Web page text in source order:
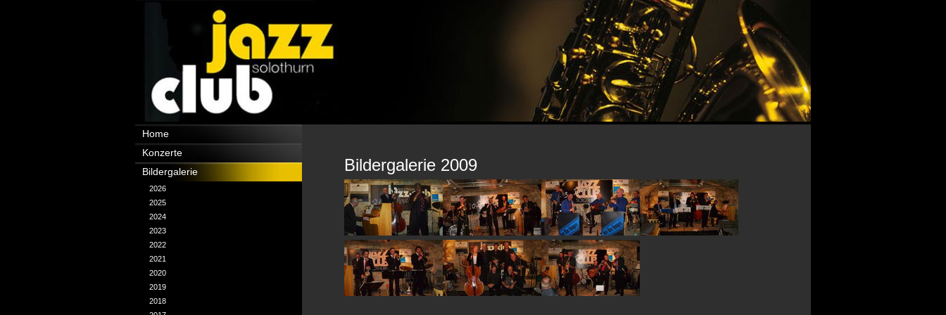
Bildergalerie 2009
Navigation
überspringen
Home
Konzerte
Bildergalerie
2026
2025
2024
2023
2022
2021
2020
2019
2018